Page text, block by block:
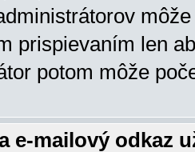
prispievaním len
potom môže
e-mailový odkaz